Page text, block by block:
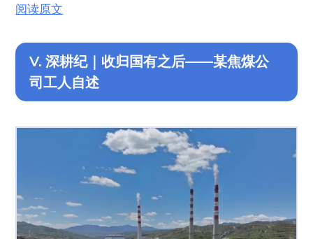
阅读原文
V. 深耕纪｜收归国有之后——某焦煤公
司工人自述